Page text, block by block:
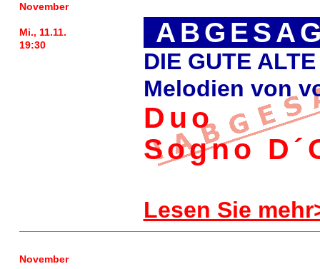
November
Mi., 11.11.
19:30
DIE GUTE
Melodien von
Duo
Sogno
Lesen Sie
November